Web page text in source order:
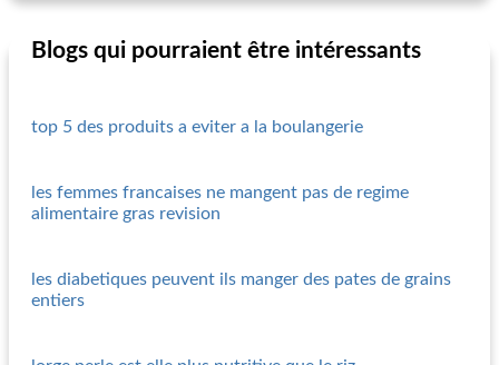
Blogs qui pourraient être intéressants
top 5 des produits a eviter a la boulangerie
les femmes francaises ne mangent pas de regime
alimentaire gras revision
les diabetiques peuvent ils manger des pates de grains
entiers